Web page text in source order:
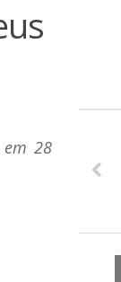
em 28